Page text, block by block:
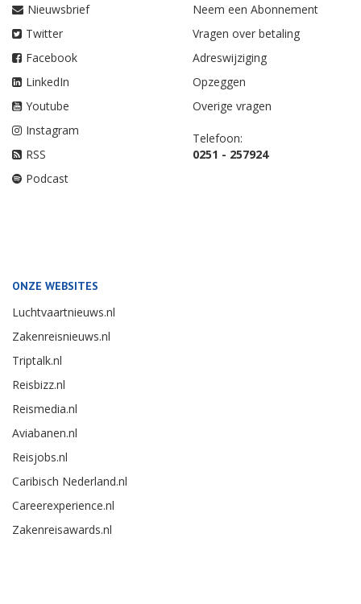
Nieuwsbrief
Twitter
Facebook
LinkedIn
Youtube
Instagram
RSS
Podcast
Neem een Abonnement
Vragen over betaling
Adreswijziging
Opzeggen
Overige vragen
Telefoon:
0251 - 257924
ONZE WEBSITES
Luchtvaartnieuws.nl
Zakenreisnieuws.nl
Triptalk.nl
Reisbizz.nl
Reismedia.nl
Aviabanen.nl
Reisjobs.nl
Caribisch Nederland.nl
Careerexperience.nl
Zakenreisawards.nl